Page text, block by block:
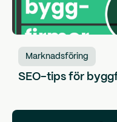
Marknadsföring
SEO-tips för